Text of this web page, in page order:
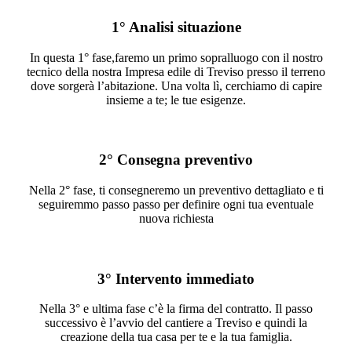
1° Analisi situazione
In questa 1° fase,faremo un primo sopralluogo con il nostro
tecnico della nostra Impresa edile di Treviso presso il terreno
dove sorgerà l’abitazione. Una volta lì, cerchiamo di capire
insieme a te; le tue esigenze.
2° Consegna preventivo
Nella 2° fase, ti consegneremo un preventivo dettagliato e ti
seguiremmo passo passo per definire ogni tua eventuale
nuova richiesta
3° Intervento immediato
Nella 3° e ultima fase c’è la firma del contratto. Il passo
successivo è l’avvio del cantiere a Treviso e quindi la
creazione della tua casa per te e la tua famiglia.